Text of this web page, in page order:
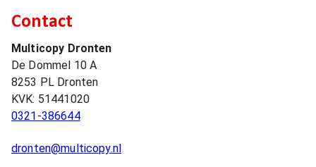
Contact
Multicopy Dronten
De Dommel 10 A
8253 PL Dronten
KVK: 51441020
0321-386644
dronten@multicopy.nl